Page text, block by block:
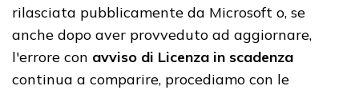
rilasciata pubblicamente da Microsoft o, se
anche dopo aver provveduto ad aggiornare,
l'errore con avviso di Licenza in scadenza
continua a comparire, procediamo con le